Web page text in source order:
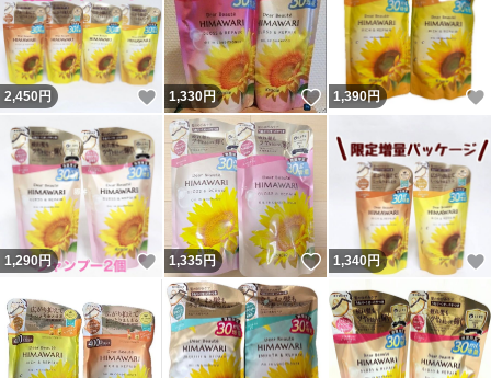
2,450 円 いいね！
1,330円 いいね！
1,390円
1,290円 いいね！
1,335円 いいね！
1,340円